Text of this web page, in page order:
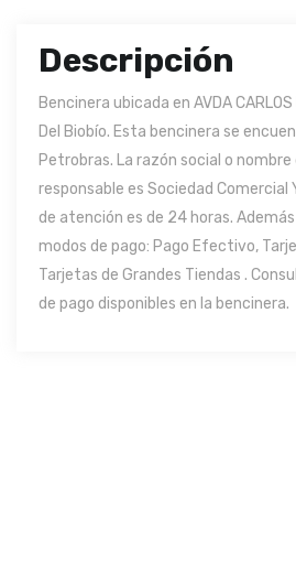
Descripción
Bencinera ubicada en AVDA
Del Biobío. Esta bencinera se
Petrobras. La razón social o nombre
responsable es Sociedad Comercial
de atención es de 24 horas.
modos de pago: Pago Efectivo,
Tarjetas de Grandes Tiendas .
de pago disponibles en la bencinera.